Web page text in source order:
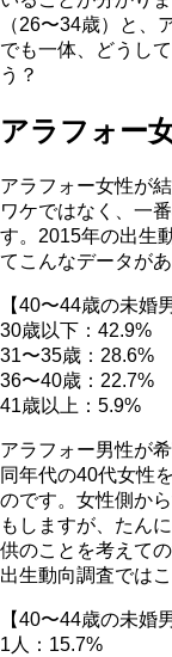
（26〜34歳）と、
でも一体、どうし
う？
アラフォー
アラフォー女性が
ワケではなく、一
す。2015年の出生
てこんなデータがあ
【40〜44歳の未婚
30歳以下：42.9%
31〜35歳：28.6%
36〜40歳：22.7%
41歳以上：5.9%
アラフォー男性が
同年代の40代女性
のです。女性側か
もしますが、たん
供のことを考えて
出生動向調査では
【40〜44歳の未婚
1人：15.7%